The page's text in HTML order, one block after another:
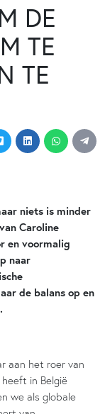
DE
TE
TE
niets is minder
Caroline
en voormalig
naar
de balans op en
aan het roer van
in België
we als globale